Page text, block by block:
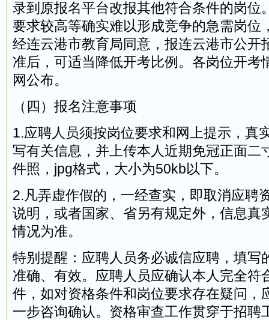
录到原报名平台改报其他符合条件的岗位
要求较高等确实难以形成竞争的急需岗位
经连云港市教育局同意，报连云港市公开
准后，可适当降低开考比例。各岗位开考
网公布。
（四）报名注意事项
1.应聘人员须按岗位要求和网上提示，真
写有关信息，并上传本人近期免冠正面二
件照，jpg格式，大小为50kb以下。
2.凡弄虚作假的，一经查实，即取消应聘
说明，或者国家、省另有规定外，信息真
情况为准。
特别提醒：应聘人员务必诚信应聘，填写
准确、有效。应聘人员应确认本人完全符
件，如对资格条件和岗位要求存在疑问，
一步咨询确认。资格审查工作贯穿于招聘